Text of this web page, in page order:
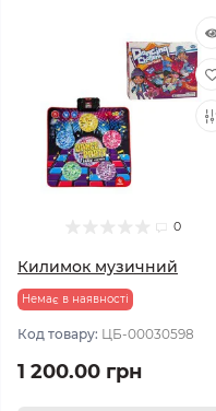
0
Килимок музичний
Немає в наявності
Код товару: ЦБ-00030598
1 200.00 грн